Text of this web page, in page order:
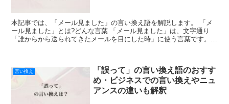
本記事では、「メール見ました」の言い換え語を解説します。 「メ
ール見ました」とは?どんな言葉 「メール見ました」は、文字通り
「誰からから送られてきたメールを目にした時」に使う言葉です。
言い換え
「誤って」の言い換え語のおすす
め・ビジネスでの言い換えやニュ
アンスの違いも解釈